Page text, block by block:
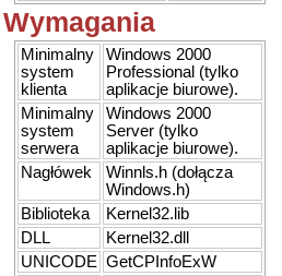
Wymagania
Minimalny
system
klienta
Windows 2000
Professional (tylko
aplikacje biurowe).
Minimalny
system
serwera
Windows 2000
Server (tylko
aplikacje biurowe).
Nagłówek
Winnls.h (dołącza
Windows.h)
Biblioteka
Kernel32.lib
DLL
Kernel32.dll
UNICODE GetCPInfoExW